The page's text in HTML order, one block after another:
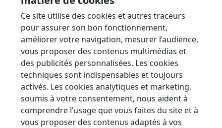
Acodi
Rue Jean Colas, 10440 Torvilliers
03 25 83 28 17
acodi@acodi.fr
Ce site utilise des cookies et autres traceurs
pour assurer son bon fonctionnement,
améliorer votre navigation, mesurer l’audience,
vous proposer des contenus multimédias et
des publicités personnalisées. Les cookies
techniques sont indispensables et toujours
activés. Les cookies analytiques et marketing,
soumis à votre consentement, nous aident à
comprendre l’usage que vous faites du site et à
vous proposer des contenus adaptés à vos